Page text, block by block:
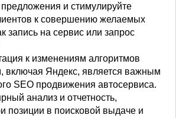
и стимулируйте
к совершению желаемых
запись на сервис или запрос
к изменениям алгоритмов
включая Яндекс, является важным
SEO продвижения автосервиса.
анализ и отчетность,
позиции в поисковой выдаче и